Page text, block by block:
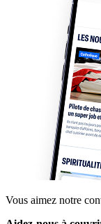
Vous aimez notre